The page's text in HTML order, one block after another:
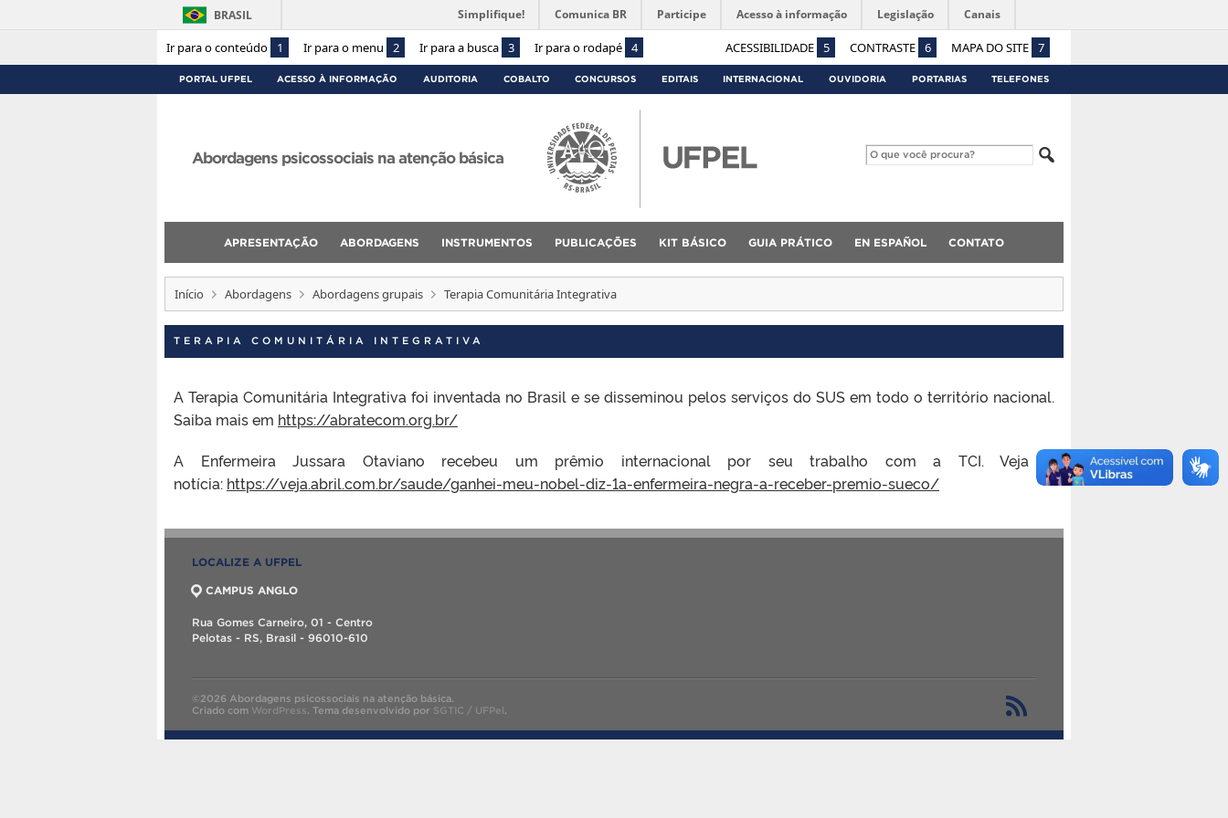
Ir para o conteúdo 1 Ir para o menu 2 Ir para a busca 3 Ir para o rodapé 4 ACESSIBILIDADE 5 CONTRASTE 6 MAPA DO SITE 7
BRASIL Simplifique! Comunica BR Participe Acesso à informação Legislação Canais
PORTAL UFPEL ACESSO À INFORMAÇÃO AUDITORIA COBALTO CONCURSOS EDITAIS INTERNACIONAL OUVIDORIA PORTARIAS TELEFONES
Abordagens psicossociais na atenção básica
APRESENTAÇÃO ABORDAGENS INSTRUMENTOS PUBLICAÇÕES KIT BÁSICO GUIA PRÁTICO EN ESPAÑOL CONTATO
Início Abordagens Abordagens grupais Terapia Comunitária Integrativa
TERAPIA COMUNITÁRIA INTEGRATIVA
A Terapia Comunitária Integrativa foi inventada no Brasil e se disseminou pelos serviços do SUS em todo o território nacional.
Saiba mais em https://abratecom.org.br/
A Enfermeira Jussara Otaviano recebeu um prêmio internacional por seu trabalho com a TCI. Veja a
notícia: https://veja.abril.com.br/saude/ganhei-meu-nobel-diz-1a-enfermeira-negra-a-receber-premio-sueco/
LOCALIZE A UFPEL
CAMPUS ANGLO
Rua Gomes Carneiro, 01 - Centro
Pelotas - RS, Brasil - 96010-610
©2026 Abordagens psicossociais na atenção básica.
Criado com WordPress. Tema desenvolvido por SGTIC / UFPel.